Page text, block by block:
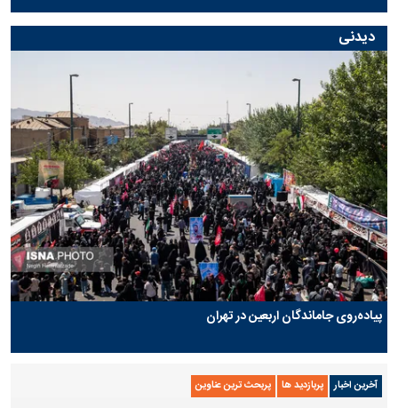
دیدنی
پیاده‌روی جاماندگان اربعین در تهران
آخرین اخبار پربازدید ها پربحث ترین عناوین